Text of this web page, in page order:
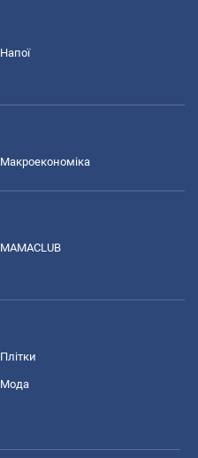
Напої
Макроекономіка
MAMACLUB
Плітки
Мода